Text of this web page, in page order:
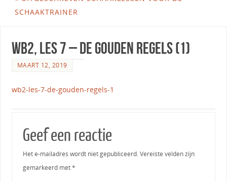
SCHAAKTRAINER
WB2, Les 7 – De Gouden Regels (1)
MAART 12, 2019
wb2-les-7-de-gouden-regels-1
Geef een reactie
Het e-mailadres wordt niet gepubliceerd.Vereiste velden zijn
gemarkeerd met*